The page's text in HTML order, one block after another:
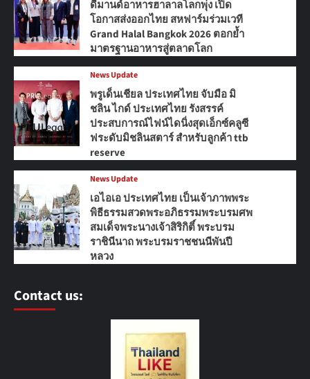
ดีมานด์อาหารฮาลาลโลกพุ่ง เปิด
โอกาสส่งออกไทย สหฟาร์มร่วมเวที
Grand Halal Bangkok 2026 ตอกย้ำ
มาตรฐานอาหารสู่ตลาดโลก
News Update
พรูเด็นเชียล ประเทศไทย จับมือ มิ
ชลิน ไกด์ ประเทศไทย รังสรรค์
ประสบการณ์ไฟน์ไดนิ่งสุดเอ็กซ์คลูซี
ฟระดับมิชลินสตาร์ สำหรับลูกค้า ttb
reserve
News Update
เอไอเอ ประเทศไทย เป็นเจ้าภาพพระ
พิธีธรรมสวดพระอภิธรรมพระบรมศพ
สมเด็จพระนางเจ้าสิริกิติ์ พระบรม
ราชินีนาถ พระบรมราชชนนีพันปี
หลวง
Contact us: